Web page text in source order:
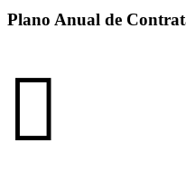
Plano Anual de